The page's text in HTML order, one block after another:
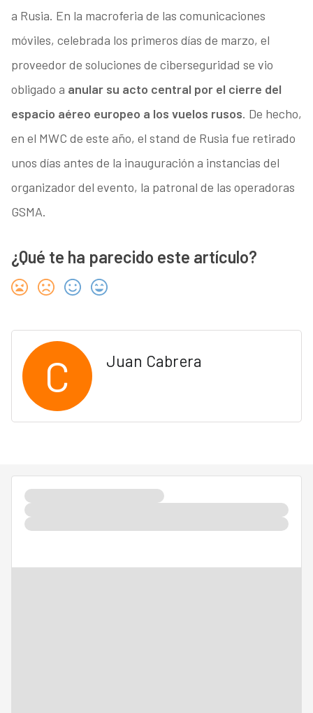
a Rusia. En la macroferia de las comunicaciones
móviles, celebrada los primeros días de marzo, el
proveedor de soluciones de ciberseguridad se vio
obligado a anular su acto central por el cierre del
espacio aéreo europeo a los vuelos rusos. De hecho,
en el MWC de este año, el stand de Rusia fue retirado
unos días antes de la inauguración a instancias del
organizador del evento, la patronal de las operadoras
GSMA.
¿Qué te ha parecido este artículo?
C Juan Cabrera